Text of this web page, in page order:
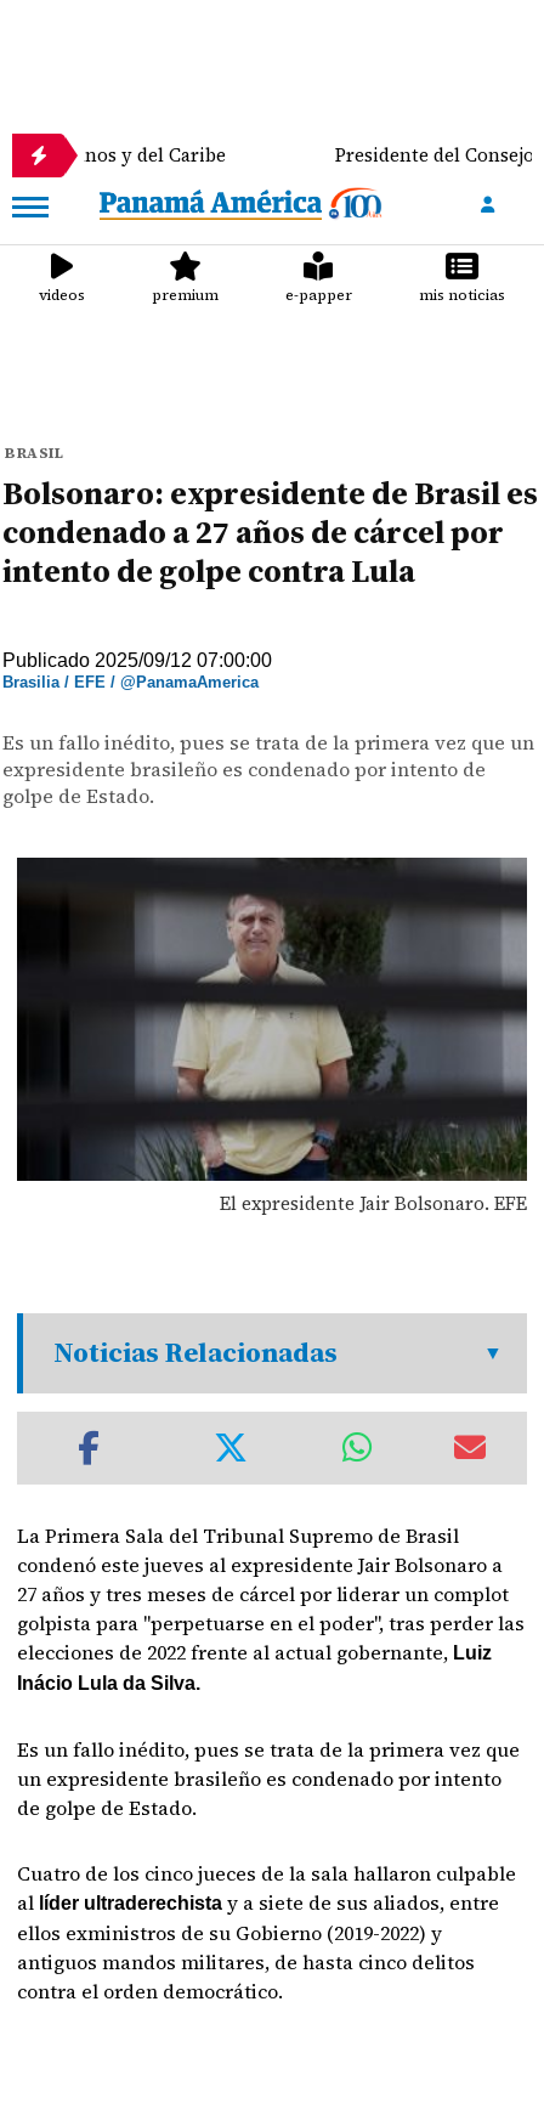
y del Caribe Presidente del Consejo
videos premium e-papper mis noticias
BRASIL
Bolsonaro: expresidente de Brasil es
condenado a 27 años de cárcel por
intento de golpe contra Lula
Publicado 2025/09/12 07:00:00
Brasilia / EFE / @PanamaAmerica
Es un fallo inédito, pues se trata de la primera vez que un
expresidente brasileño es condenado por intento de
golpe de Estado.
El expresidente Jair Bolsonaro. EFE
Noticias Relacionadas
La Primera Sala del Tribunal Supremo de Brasil
condenó este jueves al expresidente Jair Bolsonaro a
27 años y tres meses de cárcel por liderar un complot
golpista para "perpetuarse en el poder", tras perder las
elecciones de 2022 frente al actual gobernante, Luiz
Inácio Lula da Silva.
Es un fallo inédito, pues se trata de la primera vez que
un expresidente brasileño es condenado por intento
de golpe de Estado.
Cuatro de los cinco jueces de la sala hallaron culpable
al líder ultraderechistay a siete de sus aliados, entre
ellos exministros de su Gobierno (2019-2022) y
antiguos mandos militares, de hasta cinco delitos
contra el orden democrático.